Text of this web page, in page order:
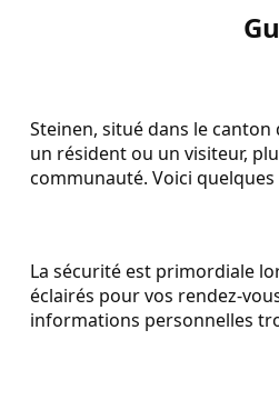
Steinen, situé dans le
un résident ou un visiteur,
communauté. Voici
La sécurité est primordiale
éclairés pour vos rendez-
informations personnelles